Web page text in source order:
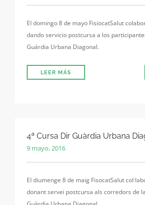
El domingo 8 de mayo FisiocatSalut
dando servicio postcursa a los
Guárdia Urbana Diagonal.
LEER MÁS
4ª Cursa Dir Guàrdia Urbana
9 mayo, 2016
El diumenge 8 de maig FisocatSalut
donant servei postcursa als corredors de